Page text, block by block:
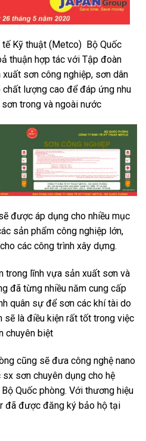
Kỹ thuật (Metco) Bộ Quốc
thuận hợp tác với Tập đoàn
sơn công nghiệp, sơn dân
lượng cao để đáp ứng nhu
trong và ngoài nước
được áp dụng cho nhiều mục
sản phẩm công nghiệp lớn,
các công trình xây dựng.
trong lĩnh vựa sản xuất sơn và
đã từng nhiều năm cung cấp
quân sự để sơn các khí tài do
là điều kiện rất tốt trong việc
chuyên biệt
cũng sẽ đưa công nghệ nano
sơn chuyên dụng cho hệ
Quốc phòng. Với thương hiệu
đã được đăng ký bảo hộ tại